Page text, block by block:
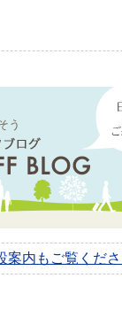
う
案内もご覧くだ